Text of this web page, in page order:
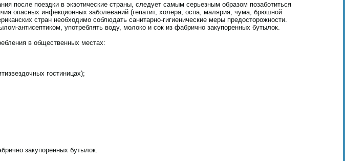
после поездки в экзотические страны, следует самым серьезным образом позаботиться
опасных инфекционных заболеваний (гепатит, холера, оспа, малярия, чума, брюшной
стран необходимо соблюдать санитарно-гигиенические меры предосторожности.
антисептиком, употреблять воду, молоко и сок из фабрично закупоренных бутылок.
в общественных местах:
гостиницах);
закупоренных бутылок.